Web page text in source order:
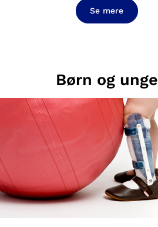
Se mere
Børn og unge